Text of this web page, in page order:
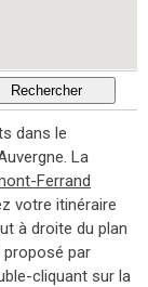
dans le
La
Ferrand
votre itinéraire
à droite du plan
proposé par
cliquant sur la